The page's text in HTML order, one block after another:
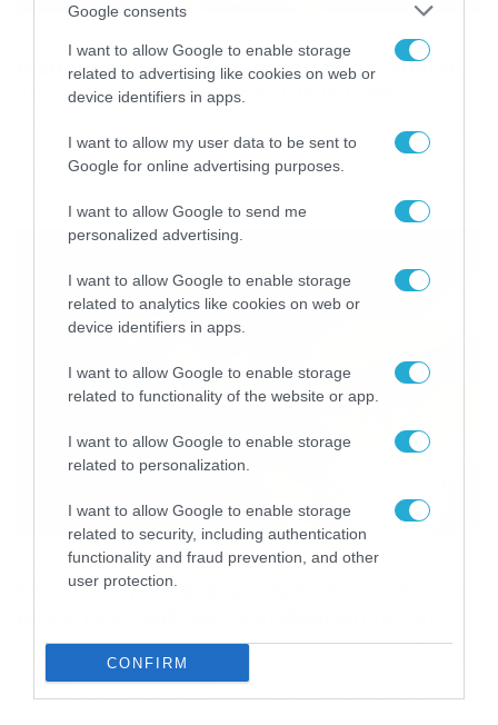
Google consents
I want to allow Google to enable storage
related to advertising like cookies on web or
device identifiers in apps.
I want to allow my user data to be sent to
Google for online advertising purposes.
I want to allow Google to send me
personalized advertising.
I want to allow Google to enable storage
related to analytics like cookies on web or
device identifiers in apps.
I want to allow Google to enable storage
related to functionality of the website or app.
I want to allow Google to enable storage
related to personalization.
I want to allow Google to enable storage
related to security, including authentication
functionality and fraud prevention, and other
user protection.
CONFIRM
Η επανασύνδεση ζευγαριού της ελληνικής
showbiz που ουδείς περίμενε (photos)
Είναι ξανά μαζί και μόλις ήρθαν στο φως και οι πρώτες
φωτογραφίες του γνωστού ζευγαριού της ελληνικής
showbiz! Σαν «βόμβα» έσκασε πριν μερικούς μήνες στα
ειδησεογραφικά γραφεία πως η τραγουδίστρια και ο
ποδοσφαιριστής δεν είναι μαζί. Το ερωτευμένο ζευγάρι
που ήταν μαζί τρία χρόνια αποφάσισε τον Ιανουάριο
25/07/2020 18:21
Ελένη Φουρέιρα: Φόρεσε το πιο «καυτό»
Πόζαρε και τα σχόλια στο προσωπικό της προφίλ στο
Instagram έπεσαν σαν βροχή Είναι μία από τις πιο
εντυπωσιακές γυναίκες στην ελληνική showbiz και οι